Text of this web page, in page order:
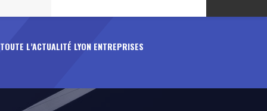
TOUTE L’ACTUALITÉ LYON ENTREPRISES